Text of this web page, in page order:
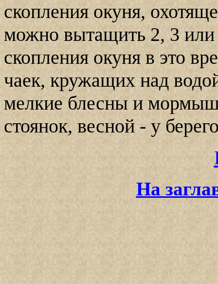
скопления окуня,
можно вытащить 2, 3
скопления окуня в это
чаек, кружащих над
мелкие блесны и
стоянок, весной - у
На